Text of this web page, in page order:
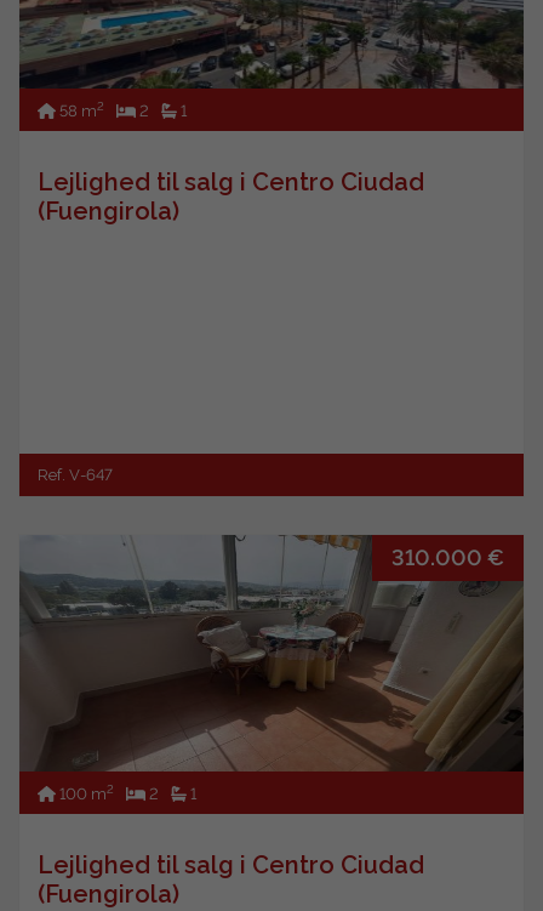
58 m2 2 1
Lejlighed til salg i Centro Ciudad
(Fuengirola)
Ref. V-647
310.000 €
100 m2 2 1
Lejlighed til salg i Centro Ciudad
(Fuengirola)